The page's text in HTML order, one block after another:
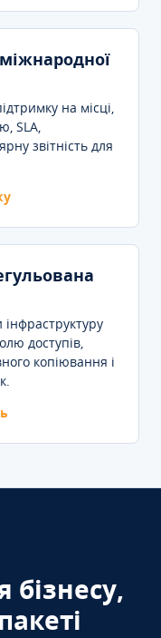
на місці,
SLA,
звітність для
доступів,
копіювання і
бізнесу,